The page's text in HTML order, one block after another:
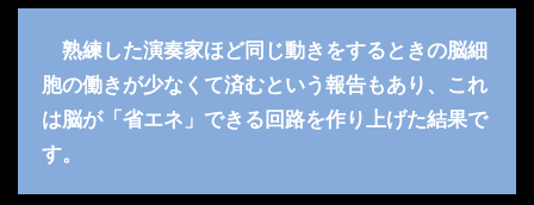
熟練した演奏家ほど同じ動きをするときの脳細
胞の働きが少なくて済むという報告もあり、これ
は脳が「省エネ」できる回路を作り上げた結果で
す。